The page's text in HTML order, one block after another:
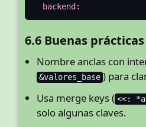
backend:
6.6 Buenas prácticas
Nombre anclas con
&valores_base ) para
Usa merge keys ( <<:
solo algunas claves.